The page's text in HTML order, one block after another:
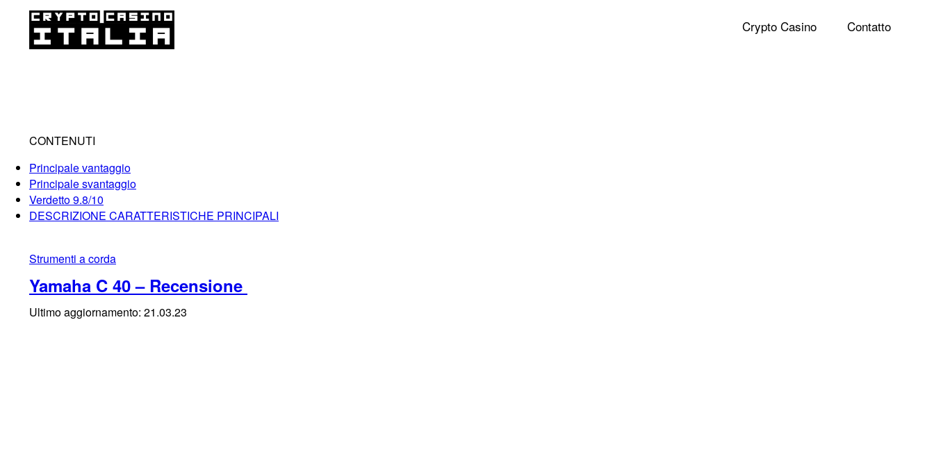
Crypto Casino Contatto
CONTENUTI
Principale vantaggio
Principale svantaggio
Verdetto 9.8/10
DESCRIZIONE CARATTERISTICHE PRINCIPALI
Strumenti a corda
Yamaha C 40 – Recensione
Ultimo aggiornamento: 21.03.23